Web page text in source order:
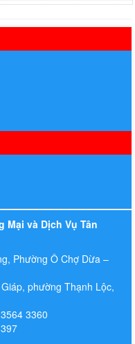
Mại và Dịch Vụ Tân
Phường Ô Chợ Dừa –
phường Thạnh Lộc,
3360